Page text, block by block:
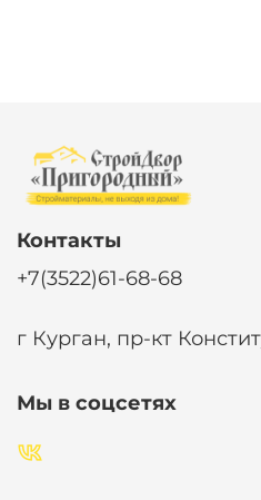
Контакты
+7(3522)61-68-68
г Курган, пр-кт
Мы в соцсетях